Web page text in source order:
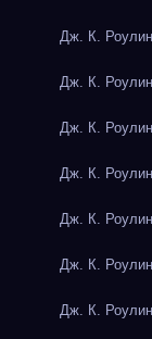
Дж. К.
Дж. К.
Дж. К.
Дж. К.
Дж. К.
Дж. К.
Дж. К.